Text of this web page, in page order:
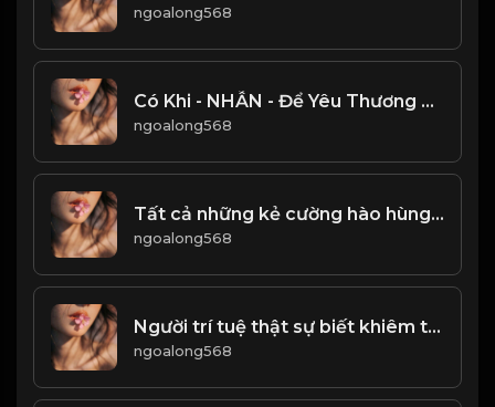
ngoalong568
Có Khi - NHẪN - Để Yêu Thương Có khi - NHẪN - Để Liệu Đường Lo Toan & Đạo
ngoalong568
Tất cả những kẻ cường hào hùng, đều sẽ có một kết cục! Đạo
ngoalong568
Người trí tuệ thật sự biết khiêm tốn, sống một cách khiêm nhường thấp điệu! & Đạo
ngoalong568